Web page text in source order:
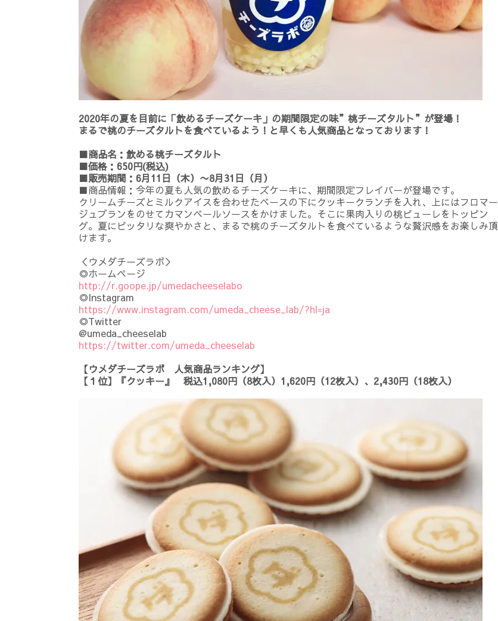
2020年の夏を目前に「飲めるチーズケーキ」の期間限定の味”桃チーズタルト”が登場！
まるで桃のチーズタルトを食べているよう！と早くも人気商品となっております！
■商品名：飲める桃チーズタルト
■価格：650円(税込)
■販売期間：6月11日（木）〜8月31日（月）
■商品情報：今年の夏も人気の飲めるチーズケーキに、期間限定フレイバーが登場です。
クリームチーズとミルクアイスを合わせたベースの下にクッキークランチを入れ、上にはフロマー
ジュブランをのせてカマンベールソースをかけました。そこに果肉入りの桃ピューレをトッピン
グ。夏にピッタリな爽やかさと、まるで桃のチーズタルトを食べているような贅沢感をお楽しみ頂
けます。
＜ウメダチーズラボ＞
◎ホームページ
http://r.goope.jp/umedacheeselabo
◎Instagram
https://www.instagram.com/umeda_cheese_lab/?hl=ja
◎Twitter
@umeda_cheeselab
https://twitter.com/umeda_cheeselab
【ウメダチーズラボ 人気商品ランキング】
【１位】『クッキー』 税込1,080円（8枚入）1,620円（12枚入）、2,430円（18枚入）